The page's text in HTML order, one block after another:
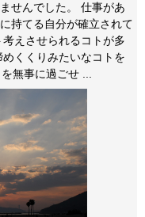
せんでした。 仕事があ
持てる自分が確立されて
えさせられるコトが多
くくりみたいなコトを
無事に過ごせ ...